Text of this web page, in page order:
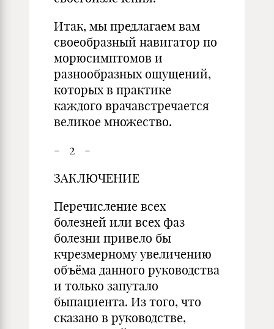
Итак, мы предлагаем вам
своеобразный навигатор по
морюсимптомов и
разнообразных ощущений,
которых в практике
каждого врачавстречается
великое множество.
- 2 -
ЗАКЛЮЧЕНИЕ
Перечисление всех
болезней или всех фаз
болезни привело бы
кчрезмерному увеличению
объёма данного руководства
и только за­путало
быпациента. Из того, что
сказано в руковод­стве,